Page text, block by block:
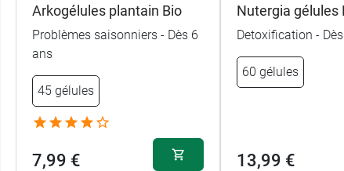
Arkogélules plantain Bio
Problèmes saisonniers - Dès 6
ans
45 gélules
7,99 €
Nutergia gélules
Detoxification -
60 gélules
13,99 €